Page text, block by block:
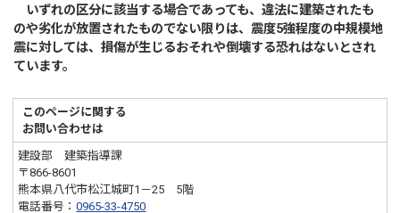
いずれの区分に該当する場合であっても、違法に建築されたも
のや劣化が放置されたものでない限りは、震度5強程度の中規模地
震に対しては、損傷が生じるおそれや倒壊する恐れはないとされ
ています。
このページに関する
お問い合わせは
建設部 建築指導課
〒866-8601
熊本県八代市松江城町1－25 5階
電話番号：0965-33-4750